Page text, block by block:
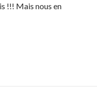
!!! Mais nous en